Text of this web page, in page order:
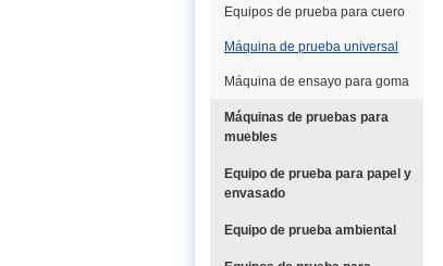
Equipos de prueba para cuero
Máquina de prueba universal
Máquina de ensayo para goma
Máquinas de pruebas para
muebles
Equipo de prueba para papel y
envasado
Equipo de prueba ambiental